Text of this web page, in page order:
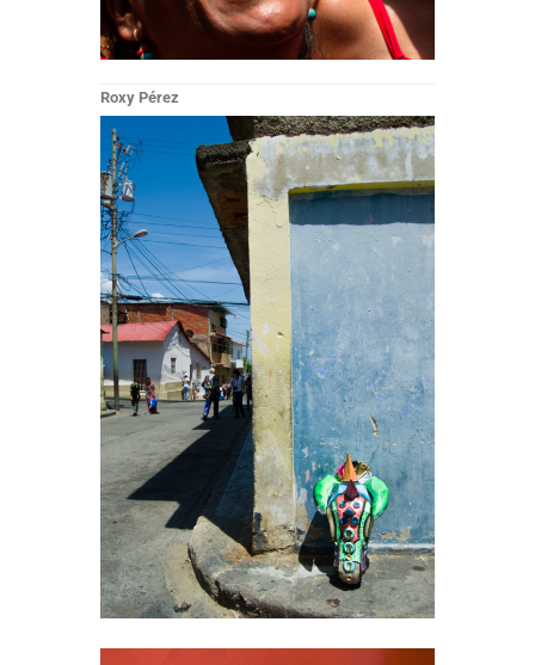
Roxy Pérez